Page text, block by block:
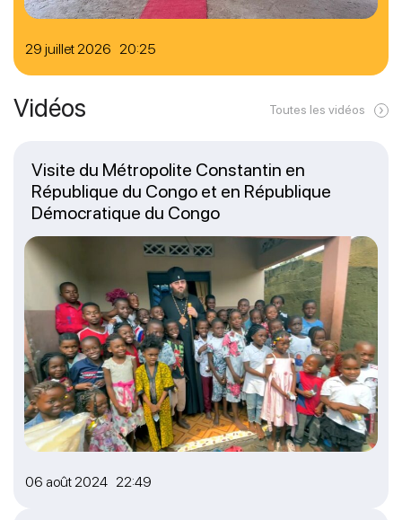
29 juillet 2026 20:25
Vidéos Toutes les vidéos
06 août 2024 22:49
Visite du Métropolite Constantin en
République du Congo et en République
Démocratique du Congo